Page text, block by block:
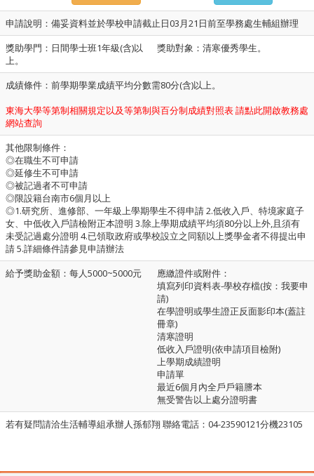
申請說明：備妥資料並於學校申請截止日03月21日前至學務處生輔組辦理
獎助學門：日間學士班1年級(含)以
上。
獎助對象：清寒優秀學生。
成績條件：前學期學業成績平均分數需80分(含)以上。
東海大學等第制相關規定以及等第制與百分制成績對照表 請點此開啟教務處
網站查詢
其他限制條件：
◎在職生不可申請
◎延修生不可申請
◎被記過者不可申請
◎限設籍台南市6個月以上
◎1.研究所、進修部、一年級上學期學生不得申請 2.低收入戶、特境家庭子
女、中低收入戶請檢附正本證明 3.除上學期成績平均須80分以上外,且須有
未受記過處分證明 4.已領取政府或學校設立之同額以上獎學金者不得提出申
請 5.詳細條件請參見申請辦法
給予獎助金額：每人5000~5000元
應繳證件或附件：
填寫列印資料表-學校存檔(按：我要申
請)
在學證明或學生證正反面影印本(蓋註
冊章)
清寒證明
低收入戶證明(依申請項目檢附)
上學期成績證明
申請單
最近6個月內全戶戶籍謄本
無受警告以上處分證明書
若有疑問請洽生活輔導組承辦人孫郁翔 聯絡電話：04-23590121分機23105